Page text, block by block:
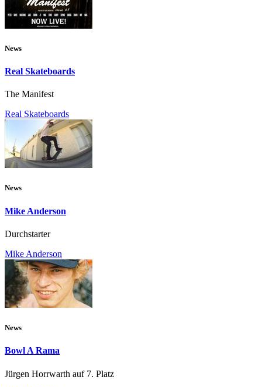
News
Real Skateboards
The Manifest
Real Skateboards
News
Mike Anderson
Durchstarter
Mike Anderson
News
Bowl A Rama
Jürgen Horrwarth auf 7. Platz